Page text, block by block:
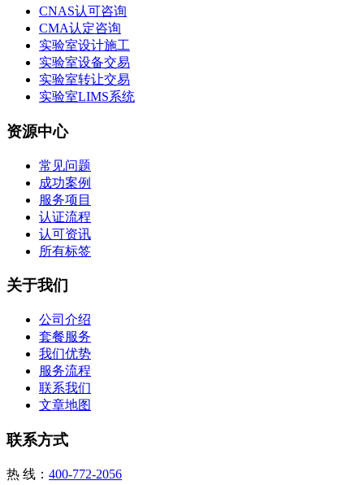
CNAS认可咨询
CMA认定咨询
实验室设计施工
实验室设备交易
实验室转让交易
实验室LIMS系统
资源中心
常见问题
成功案例
服务项目
认证流程
认可资讯
所有标签
关于我们
公司介绍
套餐服务
我们优势
服务流程
联系我们
文章地图
联系方式
热 线： 400-772-2056